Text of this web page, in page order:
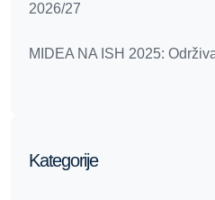
2026/27
MIDEA NA ISH 2025:
Kategorije